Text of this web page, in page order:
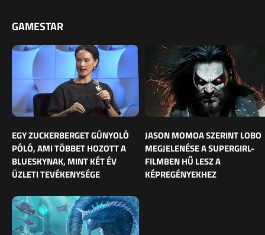
GAMESTAR
EGY ZUCKERBERGET GÚNYOLÓ
PÓLÓ, AMI TÖBBET HOZOTT A
BLUESKYNAK, MINT KÉT ÉV
ÜZLETI TEVÉKENYSÉGE
JASON MOMOA SZERINT LOBO
MEGJELENÉSE A SUPERGIRL-
FILMBEN HŰ LESZ A
KÉPREGÉNYEKHEZ